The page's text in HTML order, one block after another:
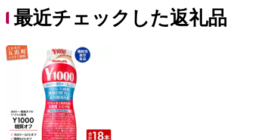
最近チェックした返礼品